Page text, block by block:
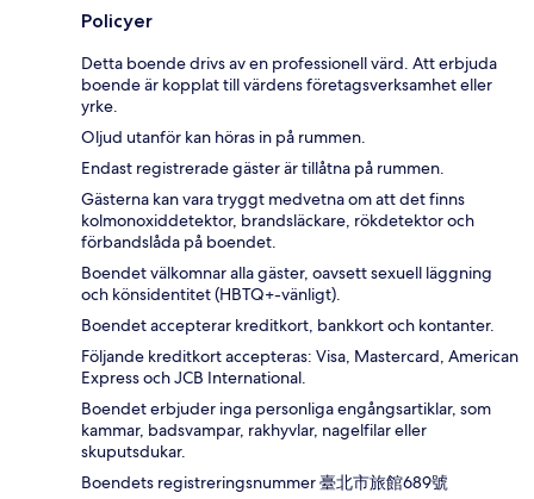
Policyer
Detta boende drivs av en professionell värd. Att erbjuda
boende är kopplat till värdens företagsverksamhet eller
yrke.
Oljud utanför kan höras in på rummen.
Endast registrerade gäster är tillåtna på rummen.
Gästerna kan vara tryggt medvetna om att det finns
kolmonoxiddetektor, brandsläckare, rökdetektor och
förbandslåda på boendet.
Boendet välkomnar alla gäster, oavsett sexuell läggning
och könsidentitet (HBTQ+-vänligt).
Boendet accepterar kreditkort, bankkort och kontanter.
Följande kreditkort accepteras: Visa, Mastercard, American
Express och JCB International.
Boendet erbjuder inga personliga engångsartiklar, som
kammar, badsvampar, rakhyvlar, nagelfilar eller
skuputsdukar.
Boendets registreringsnummer 臺北市旅館689號